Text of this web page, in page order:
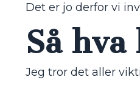
Det er jo derfor vi
Så
Jeg tror det aller